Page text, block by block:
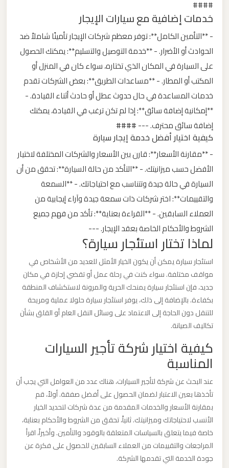
####
خدمات إضافية مع سيارات الإيجار
- **التأمين الكامل**: توفر معظم شركات الإيجار تأمينًا شاملاً ضد
الحوادث أو الأضرار. - **خدمة التوصيل والتسليم**: يمكنك الحصول
على السيارة في المكان الذي تختاره، سواء كان في المنزل أو
المكتب أو المطار. - **مساعدات الطريق**: بعض الشركات تقدم
خدمات المساعدة في حال حدوث عطل أو حادث أثناء القيادة. -
**إمكانية إضافة سائق**: إذا لم تكن ترغب في القيادة، يمكنك
إضافة سائق محترف. --- ####
كيفية اختيار أفضل خدمة إيجار سيارة
- **مقارنة الأسعار**: قارن بين الأسعار والشركات المختلفة لاختيار
الأفضل حسب ميزانيتك. - **التأكد من حالة السيارة**: تحقق من أن
السيارة في حالة جيدة وتتناسب مع احتياجاتك. - **السمعة
والتقييمات**: اختر شركات ذات سمعة جيدة وآراء إيجابية من
العملاء السابقين. - **القراءة بعناية**: تأكد من فهم جميع
الشروط والأحكام الخاصة بعقد الإيجار. ---
لماذا تختار استئجار سيارة؟
استئجار سيارة يمكن أن يكون الخيار الأمثل للعديد من الأشخاص في
مواقف مختلفة. سواء كنت في رحلة عمل أو تقضي إجازة في مكان
جديد، فإن استئجار سيارة يمنحك الحرية والمرونة لاستكشاف المنطقة
بكفاءة. بالإضافة إلى ذلك، يوفر استئجار سيارة حلولا عملية ومريحة
للتنقل دون الحاجة إلى الاعتماد على وسائل النقل العام أو القلق بشأن
تكاليف الصيانة.
كيفية اختيار شركة تأجير السيارات
المناسبة
عند البحث عن شركة لتأجير السيارات، هناك عدد من العوامل التي يجب أن
تأخذها بعين الاعتبار لضمان الحصول على أفضل صفقة. أولاً، قم
بمقارنة الأسعار والخدمات المقدمة من عدة شركات لتحديد الخيار
الأنسب لاحتياجاتك وميزانيتك. ثانياً، تحقق من الشروط والأحكام بعناية،
خاصة فيما يتعلق بالسياسات المتعلقة بالوقود والتأمين. وأخيراً، اقرأ
المراجعات والتقييمات من العملاء السابقين للحصول على فكرة عن
جودة الخدمة التي تقدمها الشركة.
ليموزين
مطار
القاهرة
ليموزين
القاهرة
للاسكندرية
ليموزين
القاهرة
مطار
العرب
ليموزين
الاسكندرية
مطار
ليموزين
مطار
مرسي
مطروح
ليموزين
مطار